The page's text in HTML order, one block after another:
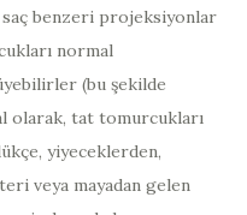
saç benzeri projeksiyonlar
normal
(bu şekilde
olarak, tat tomurcukları
yiyeceklerden,
veya mayadan gelen